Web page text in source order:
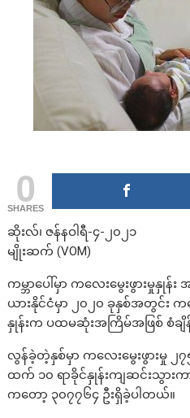
0
SHARES
ဆိုးလ်၊ ဇန်နဝါရီ-၄-၂၀၂၁
မျိုးဆက် (VOM)
ကမ္ဘာပေါ်မှာ ကလေးမွေးဖွားမှုနှုန်
ယားနိုင်ငံမှာ ၂၀၂၀ ခုနှစ်အတွင်း
နှုန်းက ပထမဆုံးအကြိမ်အဖြစ် စံချိ
လွန်ခဲ့တဲ့နှစ်မှာ ကလေးမွေးဖွားမှု ၂၇
ထက် ၁၀ ရာခိုင်နှုန်းကျဆင်းသွာ
ကတော့ ၃၀၇၇၆၄ ဦးရှိခဲ့ပါတယ်။